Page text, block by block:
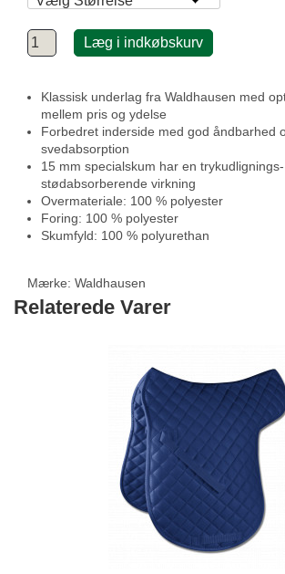
Læg i indkøbskurv
Klassisk underlag fra Waldhausen med
mellem pris og ydelse
Forbedret inderside med god åndbarhed
svedabsorption
15 mm specialskum har en
stødabsorberende virkning
Overmateriale: 100 % polyester
Foring: 100 % polyester
Skumfyld: 100 % polyurethan
Mærke: Waldhausen
Relaterede Varer